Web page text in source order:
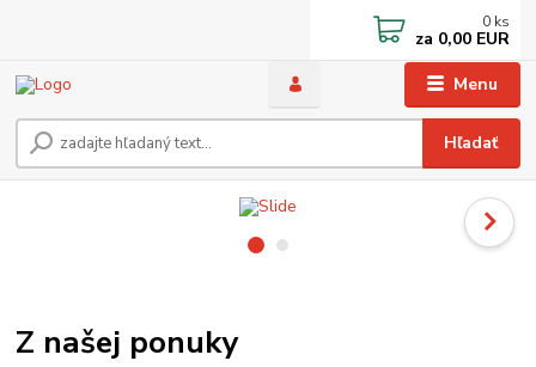
Menu
Hľadať
0 ks
za 0,00 EUR
Z našej ponuky